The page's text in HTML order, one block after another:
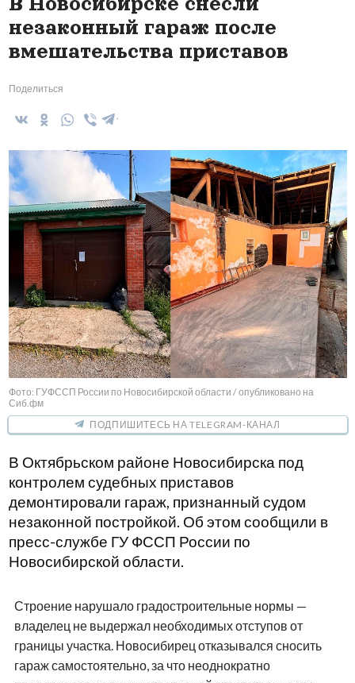
незаконный гараж после
вмешательства приставов
Поделиться
Фото: ГУФССП России по Новосибирской области / опубликовано на
Сиб.фм
ПОДПИШИТЕСЬ НА TELEGRAM-КАНАЛ
В Октябрьском районе Новосибирска под
контролем судебных приставов
демонтировали гараж, признанный судом
незаконной постройкой. Об этом сообщили в
пресс-службе ГУ ФССП России по
Новосибирской области.
Строение нарушало градостроительные нормы —
владелец не выдержал необходимых отступов от
границы участка. Новосибирец отказывался сносить
гараж самостоятельно, за что неоднократно